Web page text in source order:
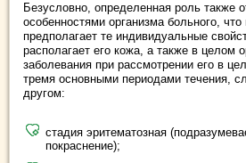
Безусловно, определенная роль также
особенностями организма больного, что
предполагает те индивидуальные
располагает его кожа, а также в целом
заболевания при рассмотрении его в
тремя основными периодами течения,
другом:
стадия эритематозная
покраснение);